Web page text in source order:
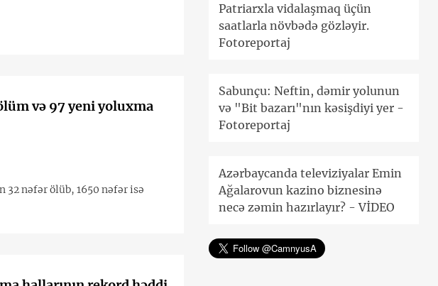
və 97 yeni yoluxma
32 nəfər ölüb, 1650 nəfər isə
Patriarxla vidalaşmaq üçün
saatlarla növbədə gözləyir.
Fotoreportaj
Sabunçu: Neftin, dəmir yolunun
və "Bit bazarı"nın kəsişdiyi yer -
Fotoreportaj
Azərbaycanda televiziyalar Emin
Ağalarovun kazino biznesinə
necə zəmin hazırlayır? - VİDEO